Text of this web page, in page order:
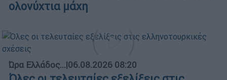
ολονύχτια μάχη
Ώρα Ελλάδος...|06.08.2026 08:20